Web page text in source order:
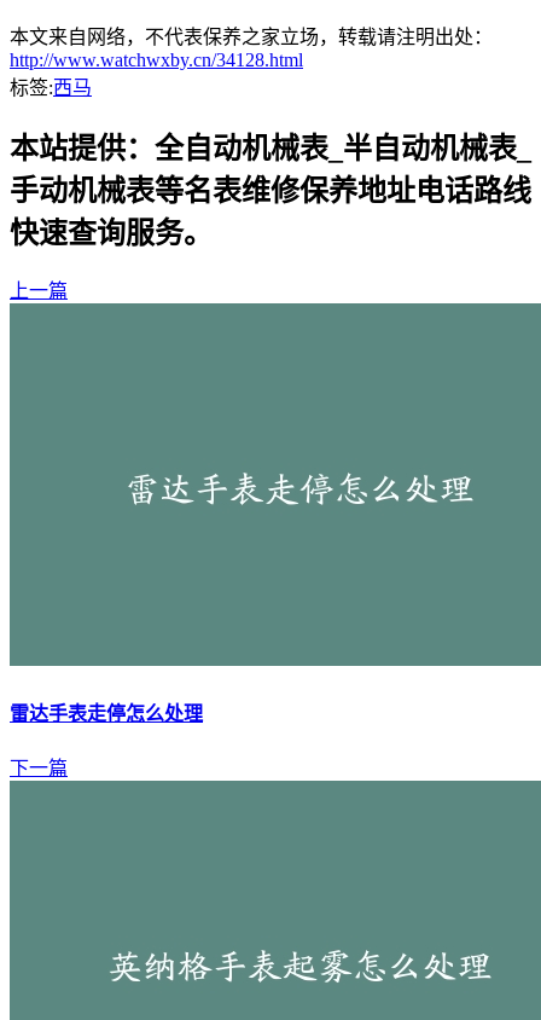
本文来自网络，不代表保养之家立场，转载请注明出处：
http://www.watchwxby.cn/34128.html
标签:西马
本站提供：全自动机械表_半自动机械表_
手动机械表等名表维修保养地址电话路线
快速查询服务。
上一篇
雷达手表走停怎么处理
下一篇